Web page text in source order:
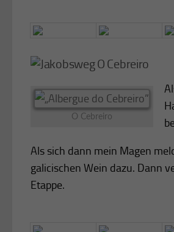
O Cebreiro
O Cebreiro
Als sich dann mein Magen
galicischen Wein dazu. Dann
Etappe.